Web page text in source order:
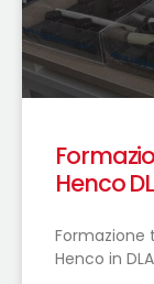
Henco
Formazione
Henco in